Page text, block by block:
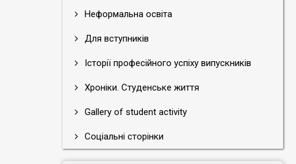
Неформальна освіта
Для вступників
Історії професійного успіху випускників
Хроніки. Студенське життя
Gallery of student activity
Соціальні сторінки